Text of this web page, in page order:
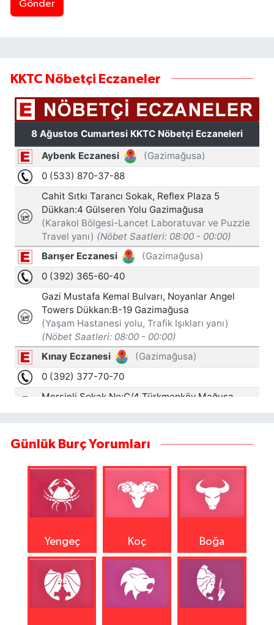
Gönder
KKTC Nöbetçi Eczaneler
Günlük Burç Yorumları
Yengeç Koç Boğa